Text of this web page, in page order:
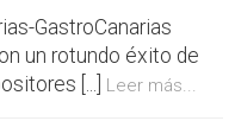
GastroCanarias
un rotundo éxito de
[...] Leer más...